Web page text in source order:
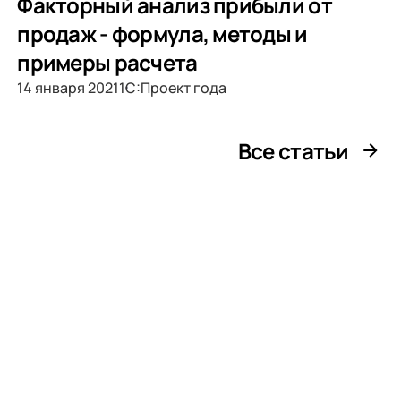
продаж - формула, методы и
примеры расчета
14 января 20211С:Проект года
Все статьи